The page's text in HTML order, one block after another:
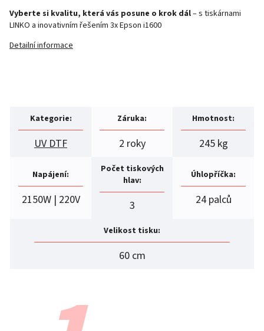
Vyberte si kvalitu, která vás posune o krok dál– s tiskárnami
LINKO a inovativním řešením 3x Epson i1600
Detailní informace
Kategorie:
UV DTF
Záruka:
2 roky
Hmotnost:
245 kg
Napájení:
2150W | 220V
Počet tiskových
hlav:
3
Úhlopříčka:
24 palců
Velikost tisku:
60 cm